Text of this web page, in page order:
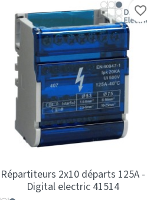
Répartiteurs 2x10 départs 125A -
Digital electric 41514
favorite_border